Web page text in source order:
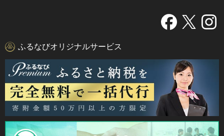
ふるなびオリジナルサービス